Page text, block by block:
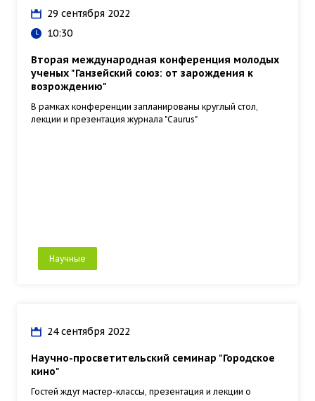
29 сентября 2022
10:30
Вторая международная конференция молодых
ученых "Ганзейский союз: от зарождения к
возрождению"
В рамках конференции запланированы круглый стол,
лекции и презентация журнала "Caurus"
Научные
24 сентября 2022
Научно-просветительский семинар "Городское
кино"
Гостей ждут мастер-классы, презентация и лекции о